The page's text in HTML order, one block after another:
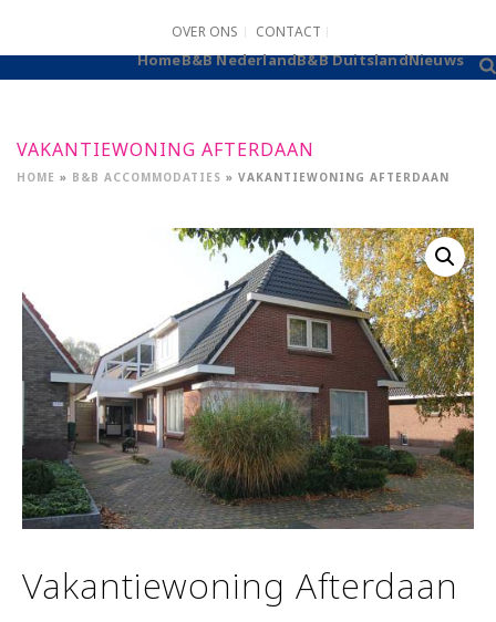
OVER ONS CONTACT
HomeB&B NederlandB&B DuitslandNieuws
VAKANTIEWONING AFTERDAAN
HOME » B&B ACCOMMODATIES » VAKANTIEWONING AFTERDAAN
Vakantiewoning Afterdaan